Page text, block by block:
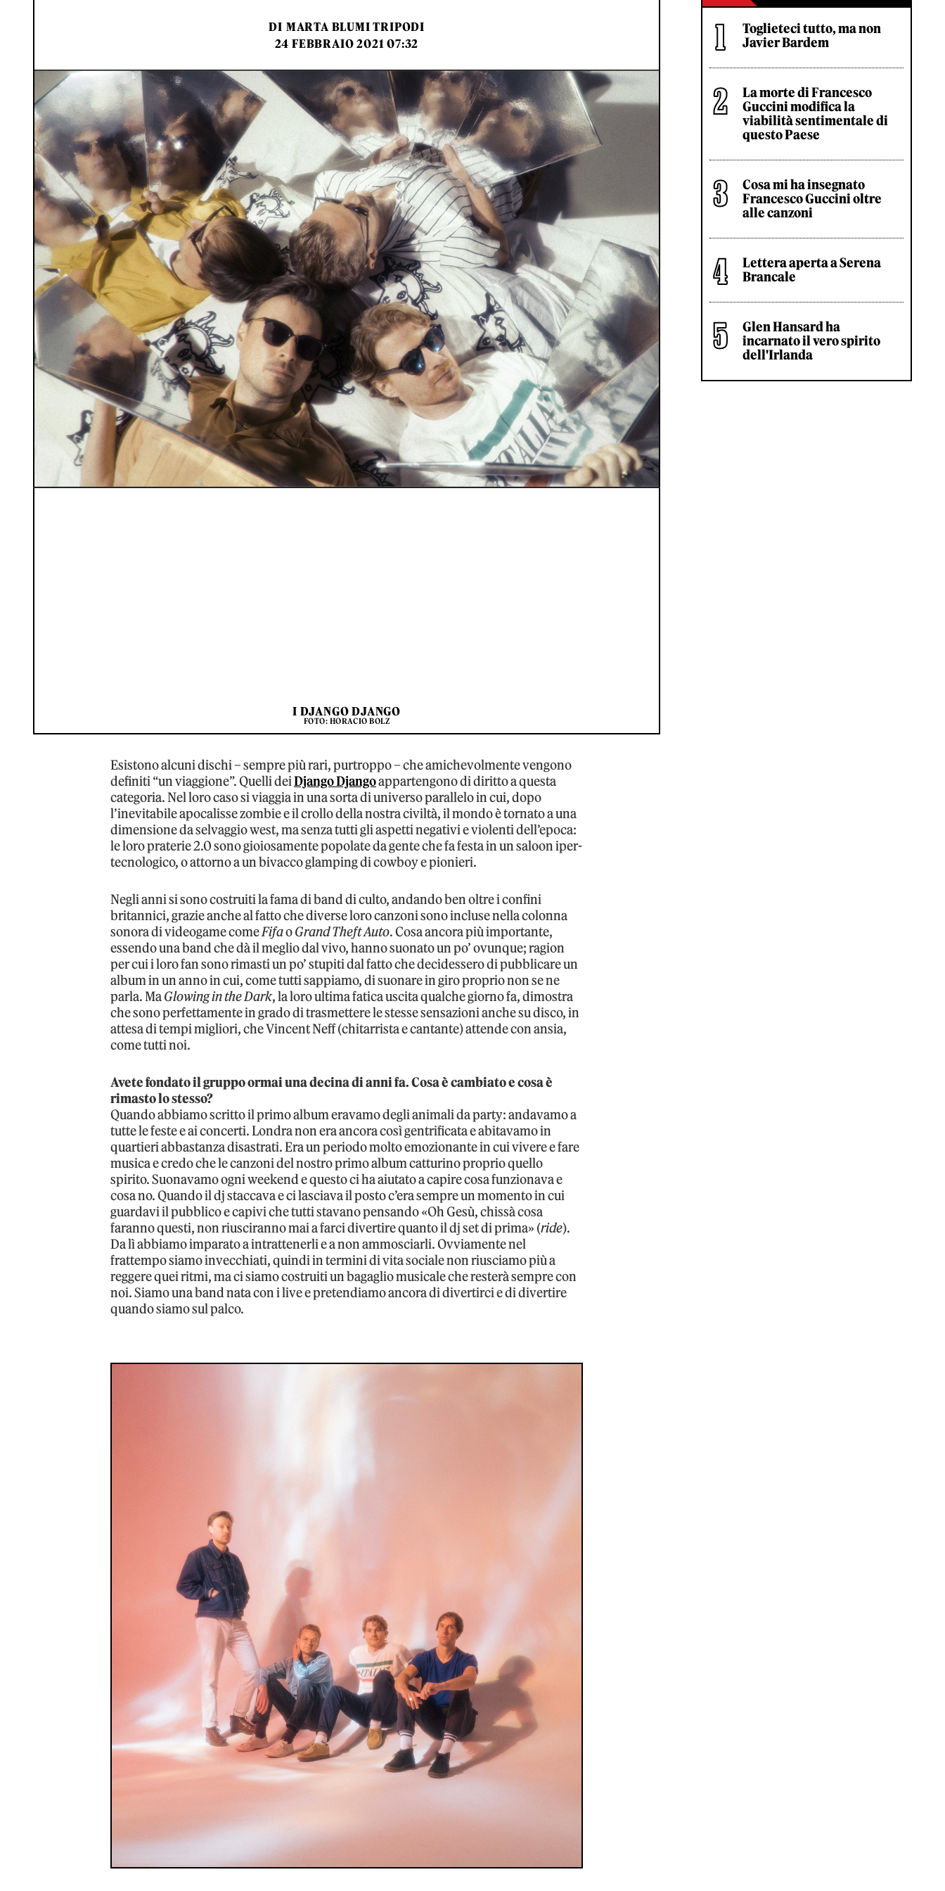
DI MARTA BLUMI TRIPODI
24 FEBBRAIO 2021 07:32
I DJANGO DJANGO
FOTO: HORACIO BOLZ
Esistono alcuni dischi – sempre più rari, purtroppo – che amichevolmente vengono
definiti “un viaggione”. Quelli deiDjango Djangoappartengono di diritto a questa
categoria. Nel loro caso si viaggia in una sorta di universo parallelo in cui, dopo
l’inevitabile apocalisse zombie e il crollo della nostra civiltà, il mondo è tornato a una
dimensione da selvaggio west, ma senza tutti gli aspetti negativi e violenti dell’epoca:
le loro praterie 2.0 sono gioiosamente popolate da gente che fa festa in un saloon iper-
tecnologico, o attorno a un bivacco glamping di cowboy e pionieri.
Negli anni si sono costruiti la fama di band di culto, andando ben oltre i confini
britannici, grazie anche al fatto che diverse loro canzoni sono incluse nella colonna
sonora di videogame comeFifaoGrand Theft Auto. Cosa ancora più importante,
essendo una band che dà il meglio dal vivo, hanno suonato un po’ ovunque; ragion
per cui i loro fan sono rimasti un po’ stupiti dal fatto che decidessero di pubblicare un
album in un anno in cui, come tutti sappiamo, di suonare in giro proprio non se ne
parla. MaGlowing in the Dark, la loro ultima fatica uscita qualche giorno fa, dimostra
che sono perfettamente in grado di trasmettere le stesse sensazioni anche su disco, in
attesa di tempi migliori, che Vincent Neff (chitarrista e cantante) attende con ansia,
come tutti noi.
Avete fondato il gruppo ormai una decina di anni fa. Cosa è cambiato e cosa è
rimasto lo stesso?
Quando abbiamo scritto il primo album eravamo degli animali da party: andavamo a
tutte le feste e ai concerti. Londra non era ancora così gentrificata e abitavamo in
quartieri abbastanza disastrati. Era un periodo molto emozionante in cui vivere e fare
musica e credo che le canzoni del nostro primo album catturino proprio quello
spirito. Suonavamo ogni weekend e questo ci ha aiutato a capire cosa funzionava e
cosa no. Quando il dj staccava e ci lasciava il posto c’era sempre un momento in cui
guardavi il pubblico e capivi che tutti stavano pensando «Oh Gesù, chissà cosa
faranno questi, non riusciranno mai a farci divertire quanto il dj set di prima» (ride).
Da lì abbiamo imparato a intrattenerli e a non ammosciarli. Ovviamente nel
frattempo siamo invecchiati, quindi in termini di vita sociale non riusciamo più a
reggere quei ritmi, ma ci siamo costruiti un bagaglio musicale che resterà sempre con
noi. Siamo una band nata con i live e pretendiamo ancora di divertirci e di divertire
quando siamo sul palco.
Toglieteci tutto, ma non
Javier Bardem
La morte di Francesco
Guccini modifica la
viabilità sentimentale di
questo Paese
Cosa mi ha insegnato
Francesco Guccini oltre
alle canzoni
Lettera aperta a Serena
Brancale
Glen Hansard ha
incarnato il vero spirito
dell'Irlanda